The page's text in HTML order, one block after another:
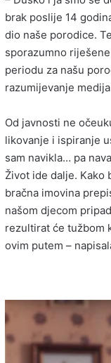
brak poslije 14
dio naše porodice.
sporazumno
periodu za našu
razumijevanje
Od javnosti ne
likovanje i ispiranje
sam navikla… pa
Život ide dalje. Kako
bračna imovina
našom djecom
rezultirat će tužbom
ovim putem –